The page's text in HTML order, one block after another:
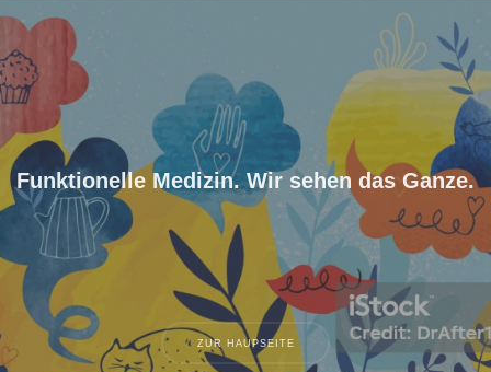
Funktionelle Medizin. Wir sehen das Ganze.
ZUR HAUPSEITE